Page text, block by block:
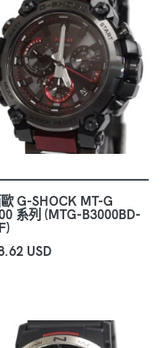
G-SHOCK MT-G
系列 (MTG-B3000BD-
USD